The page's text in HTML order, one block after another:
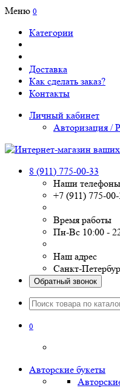
Меню 0
Категории
Доставка
Как сделать заказ?
Контакты
Личный кабинет
Авторизация /
8 (911) 775-00-33
Наши телефоны
+7 (911) 775-
Время работы
Пн-Вс 10:00 -
Наш адрес
Санкт-
Обратный звонок
0
Авторские букеты